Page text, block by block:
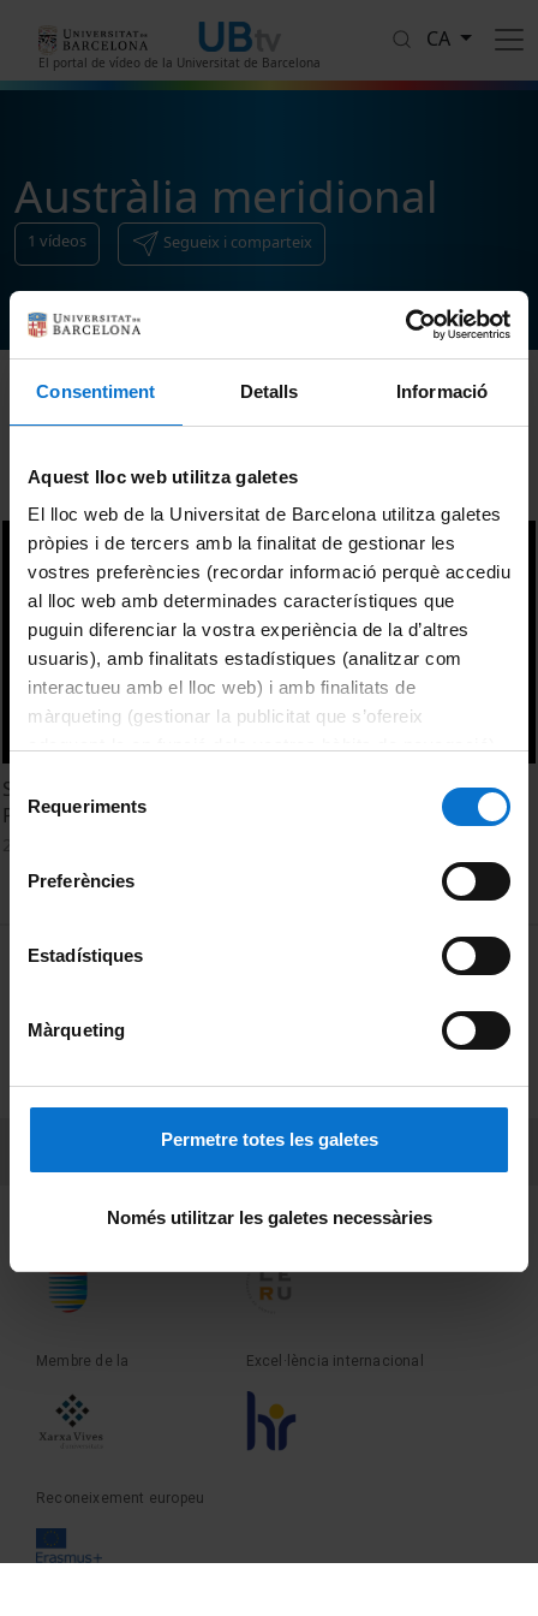
Consentiment Detalls Informació
Aquest lloc web utilitza galetes
El lloc web de la Universitat de Barcelona utilitza galetes
pròpies i de tercers amb la finalitat de gestionar les
vostres preferències (recordar informació perquè accediu
al lloc web amb determinades característiques que
puguin diferenciar la vostra experiència de la d’altres
usuaris), amb finalitats estadístiques (analitzar com
interactueu amb el lloc web) i amb finalitats de
màrqueting (gestionar la publicitat que s’ofereix
consultar laPolítica de galetes del lloc web de la
Selecció
de Requeriments
Preferències
Estadístiques
Màrqueting
Permetre totes les galetes
Només utilitzar les galetes necessàries
El portal de vídeo de la Universitat de Barcelona
CA
Austràlia meridional
1 vídeos Segueix i comparteix
Ordenar
Silcrete reduction processes in the Australian desert.
Peter Hiscock
MENÚ PEU 1
Privadesa i termes
Sobre UBtv
Fundadora de la Membre de la
Membre de la Excel·lència internacional
Reconeixement europeu